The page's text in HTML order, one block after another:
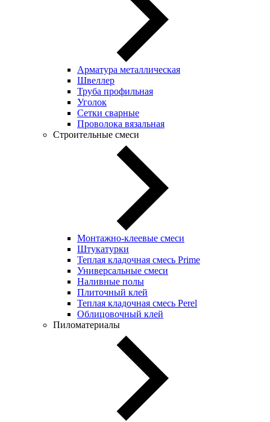
Арматура металлическая
Швеллер
Труба профильная
Уголок
Сетки сварные
Проволока вязальная
Строительные смеси
Монтажно-клеевые смеси
Штукатурки
Теплая кладочная смесь Prime
Универсальные смеси
Наливные полы
Плиточный клей
Теплая кладочная смесь Perel
Облицовочный клей
Пиломатериалы